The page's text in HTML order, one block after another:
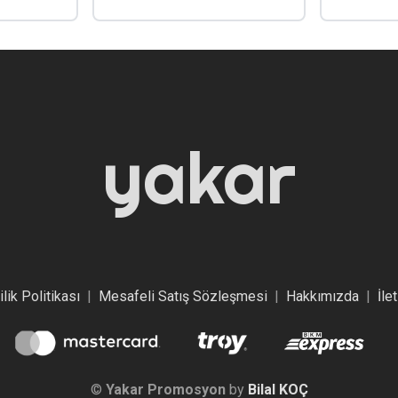
yakar
Politikası| Mesafeli Satış Sözleşmesi| Hakkımızda|
© Yakar Promosyonby Bilal KOÇ